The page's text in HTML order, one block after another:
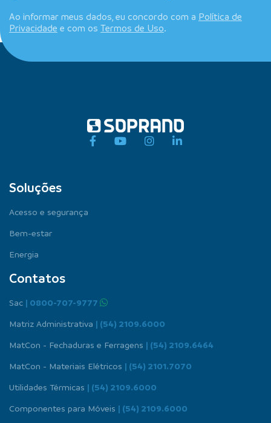
Ao informar meus dados, eu concordo com a Política de
Privacidade e com os Termos de Uso.
Soluções
Acesso e segurança
Bem-estar
Energia
Contatos
Sac | 0800-707-9777
Matriz Administrativa | (54) 2109.6000
MatCon - Fechaduras e Ferragens | (54) 2109.6464
MatCon - Materiais Elétricos | (54) 2101.7070
Utilidades Térmicas | (54) 2109.6000
Componentes para Móveis | (54) 2109.6000